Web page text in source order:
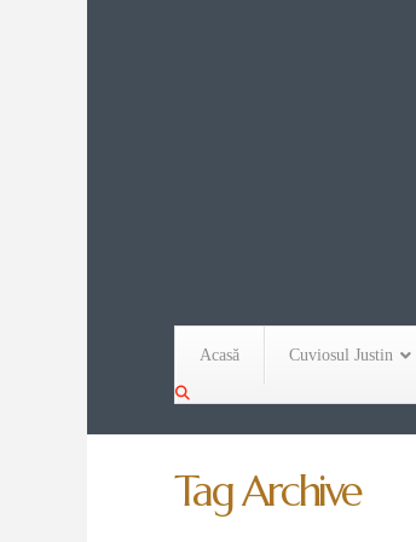
Acasă Cuviosul Justin
Tag Archive